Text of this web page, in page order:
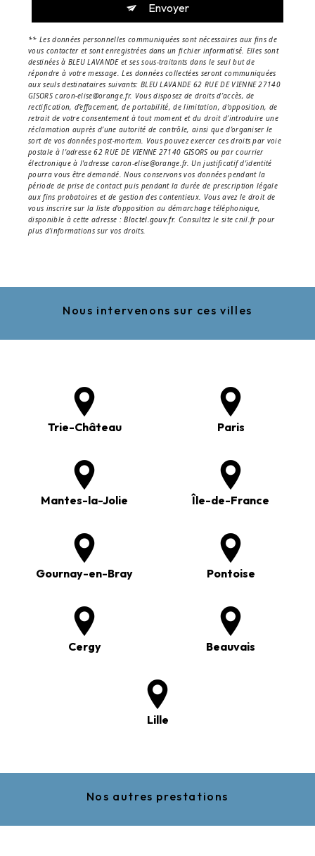
Envoyer
** Les données personnelles communiquées sont nécessaires aux fins de
vous contacter et sont enregistrées dans un fichier informatisé. Elles sont
destinées à BLEU LAVANDE et ses sous-traitants dans le seul but de
répondre à votre message. Les données collectées seront communiquées
aux seuls destinataires suivants: BLEU LAVANDE 62 RUE DE VIENNE 27140
GISORS caron-elise@orange.fr. Vous disposez de droits d’accès, de
rectification, d’effacement, de portabilité, de limitation, d’opposition, de
retrait de votre consentement à tout moment et du droit d’introduire une
réclamation auprès d’une autorité de contrôle, ainsi que d’organiser le
sort de vos données post-mortem. Vous pouvez exercer ces droits par voie
postale à l'adresse 62 RUE DE VIENNE 27140 GISORS ou par courrier
électronique à l'adresse caron-elise@orange.fr. Un justificatif d'identité
pourra vous être demandé. Nous conservons vos données pendant la
période de prise de contact puis pendant la durée de prescription légale
aux fins probatoires et de gestion des contentieux. Vous avez le droit de
vous inscrire sur la liste d'opposition au démarchage téléphonique,
disponible à cette adresse :Bloctel.gouv.fr. Consultez le site cnil.fr pour
plus d’informations sur vos droits.
Nous intervenons sur ces villes
Trie-Château Paris
Mantes-la-Jolie Île-de-France
Gournay-en-Bray Pontoise
Cergy Beauvais
Lille
Nos autres prestations